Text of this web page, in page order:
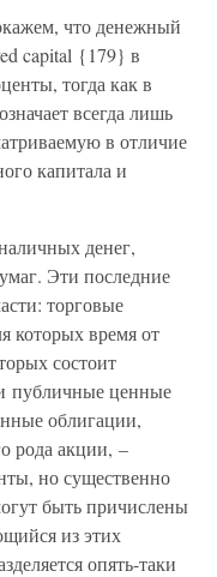
что денежный
capital {179} в
тогда как в
всегда лишь
в отличие
капитала и
денег,
Эти последние
торговые
которых время от
состоит
публичные ценные
облигации,
рода акции, –
но существенно
быть причислены
из этих
опять-таки